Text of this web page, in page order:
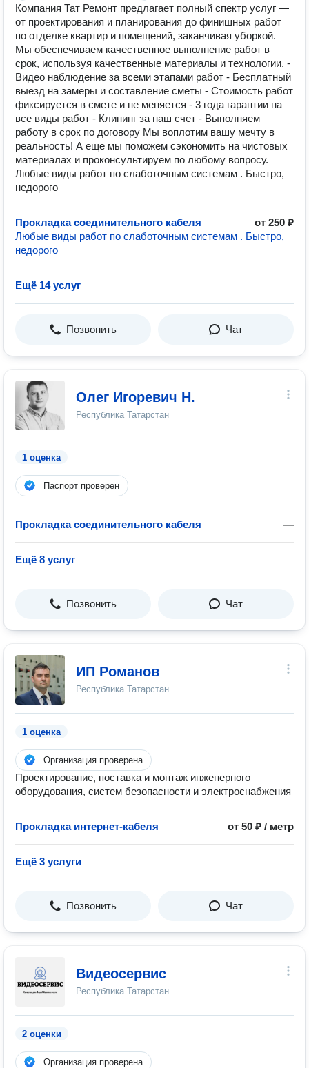
Компания Тат Ремонт предлагает полный спектр услуг —
от проектирования и планирования до финишных работ
по отделке квартир и помещений, заканчивая уборкой.
Мы обеспечиваем качественное выполнение работ в
срок, используя качественные материалы и технологии. -
Видео наблюдение за всеми этапами работ - Бесплатный
выезд на замеры и составление сметы - Стоимость работ
фиксируется в смете и не меняется - 3 года гарантии на
все виды работ - Клининг за наш счет - Выполняем
работу в срок по договору Мы воплотим вашу мечту в
реальность! А еще мы поможем сэкономить на чистовых
материалах и проконсультируем по любому вопросу.
Любые виды работ по слаботочным системам . Быстро,
недорого
Прокладка соединительного кабеля
от 250 ₽
Любые виды работ по слаботочным системам . Быстро,
недорого
Ещё 14 услуг
Позвонить Чат
Олег Игоревич Н.
Республика Татарстан
1 оценка
Паспорт проверен
Прокладка соединительного кабеля —
Ещё 8 услуг
Позвонить Чат
ИП Романов
Республика Татарстан
1 оценка
Организация проверена
Проектирование, поставка и монтаж инженерного
оборудования, систем безопасности и электроснабжения
Прокладка интернет-кабеля от 50 ₽ / метр
Ещё 3 услуги
Позвонить Чат
Видеосервис
Республика Татарстан
2 оценки
Организация проверена